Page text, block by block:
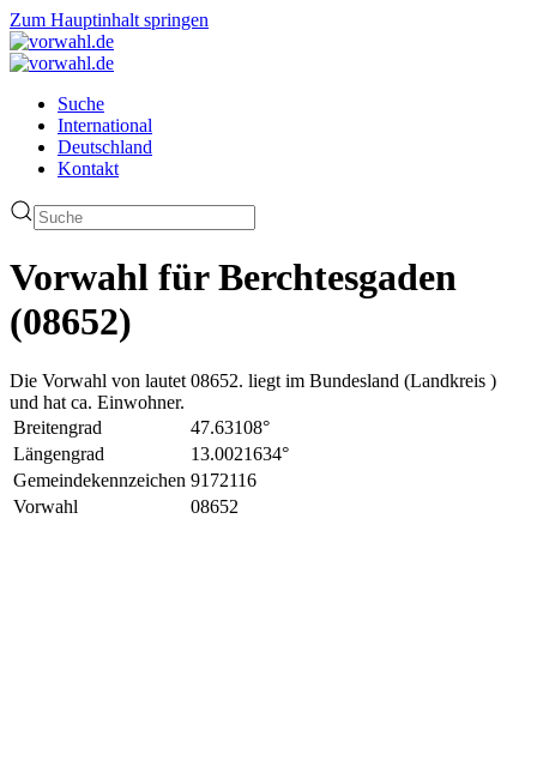
Zum Hauptinhalt springen
Suche
International
Deutschland
Kontakt
Vorwahl für Berchtesgaden
(08652)
Die Vorwahl von lautet 08652. liegt im Bundesland (Landkreis )
und hat ca. Einwohner.
Breitengrad
47.63108°
Längengrad
13.0021634°
Gemeindekennzeichen 9172116
Vorwahl
08652